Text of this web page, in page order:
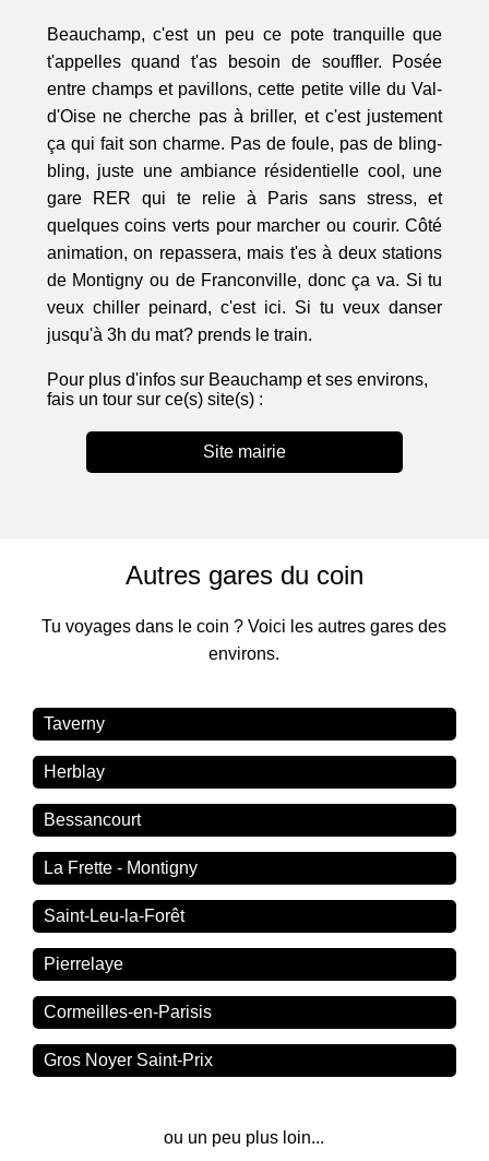
Beauchamp, c'est un peu ce pote tranquille que
t'appelles quand t'as besoin de souffler. Posée
entre champs et pavillons, cette petite ville du Val-
d'Oise ne cherche pas à briller, et c'est justement
ça qui fait son charme. Pas de foule, pas de bling-
bling, juste une ambiance résidentielle cool, une
gare RER qui te relie à Paris sans stress, et
quelques coins verts pour marcher ou courir. Côté
animation, on repassera, mais t'es à deux stations
de Montigny ou de Franconville, donc ça va. Si tu
veux chiller peinard, c'est ici. Si tu veux danser
jusqu'à 3h du mat? prends le train.
Pour plus d'infos sur Beauchamp et ses environs,
fais un tour sur ce(s) site(s) :
Site mairie
Autres gares du coin
Tu voyages dans le coin ? Voici les autres gares des
environs.
Taverny
Herblay
Bessancourt
La Frette - Montigny
Saint-Leu-la-Forêt
Pierrelaye
Cormeilles-en-Parisis
Gros Noyer Saint-Prix
ou un peu plus loin...